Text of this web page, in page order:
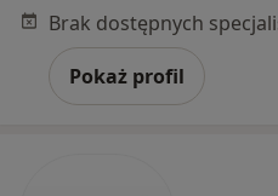
Pokaż profil